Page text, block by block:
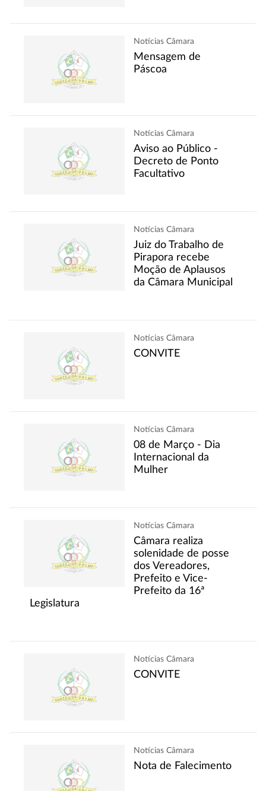
Notícias Câmara
Mensagem de
Páscoa
Notícias Câmara
Aviso ao Público -
Decreto de Ponto
Facultativo
Notícias Câmara
Juiz do Trabalho de
Pirapora recebe
Moção de Aplausos
da Câmara Municipal
Notícias Câmara
CONVITE
Notícias Câmara
08 de Março - Dia
Internacional da
Mulher
Notícias Câmara
Câmara realiza
solenidade de posse
dos Vereadores,
Prefeito e Vice-
Prefeito da 16ª
Legislatura
Notícias Câmara
CONVITE
Notícias Câmara
Nota de Falecimento